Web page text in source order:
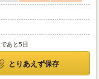
あと5日
とりあえず保存